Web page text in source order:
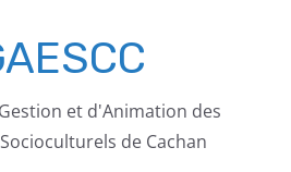
et d'Animation des
de Cachan